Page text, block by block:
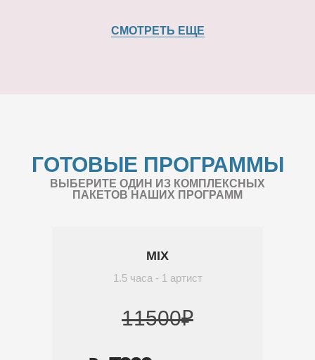
СМОТРЕТЬ ЕЩЕ
ГОТОВЫЕ ПРОГРАММЫ
ВЫБЕРИТЕ ОДИН ИЗ КОМПЛЕКСНЫХ
ПАКЕТОВ НАШИХ ПРОГРАММ
MIX
1.5 часа - 1 артист
11500₽